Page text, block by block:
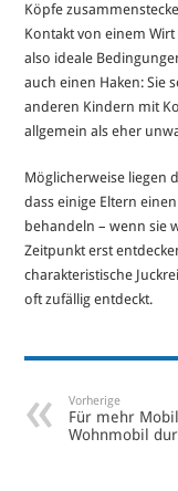
Köpfe
Kontakt von einem
also ideale
auch einen Haken: Sie
anderen Kindern mit
allgemein als eher
Möglicherweise liegen
dass einige Eltern
behandeln – wenn sie
Zeitpunkt erst
charakteristische
oft zufällig entdeckt.
Vorherige
Für mehr
Wohnmobil